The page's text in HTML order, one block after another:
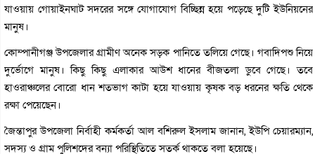
যাওয়ায় গোয়াইনঘাট সদরের সঙ্গে যোগাযোগ বিচ্ছিন্ন হয়ে পড়েছে দুটি ইউনিয়নের
মানুষ।
কোম্পানীগঞ্জ উপজেলার গ্রামীণ অনেক সড়ক পানিতে তলিয়ে গেছে। গবাদিপশু নিয়ে
দুর্ভোগে মানুষ। কিছু কিছু এলাকার আউশ ধানের বীজতলা ডুবে গেছে। তবে
হাওরাঞ্চলের বোরো ধান শতভাগ কাটা হয়ে যাওয়ায় কৃষক বড় ধরনের ক্ষতি থেকে
রক্ষা পেয়েছেন।
জৈন্তাপুর উপজেলা নির্বাহী কর্মকর্তা আল বশিরুল ইসলাম জানান, ইউপি চেয়ারম্যান,
সদস্য ও গ্রাম পুলিশদের বন্যা পরিস্থিতিতে সতর্ক থাকতে বলা হয়েছে।